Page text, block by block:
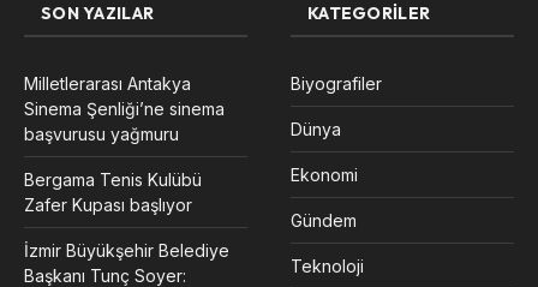
SON YAZILAR
Milletlerarası Antakya
Sinema Şenliği’ne sinema
başvurusu yağmuru
Bergama Tenis Kulübü
Zafer Kupası başlıyor
İzmir Büyükşehir Belediye
Başkanı Tunç Soyer:
KATEGORILER
Biyografiler
Dünya
Ekonomi
Gündem
Teknoloji